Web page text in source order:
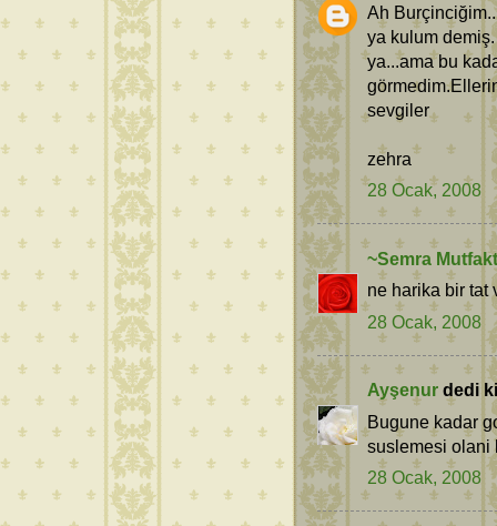
Ah
ya kulum
ya...ama bu
sevgiler
zehra
28 Ocak, 2008
~Semra
ne harika bir tat
28 Ocak, 2008
Ayşenur dedi
Bugune kadar
suslemesi olani
28 Ocak, 2008